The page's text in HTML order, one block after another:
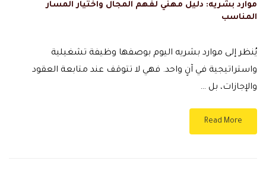
موارد بشريه: دليل مهني لفهم المجال واختيار المسار
المناسب
يُنظر إلى موارد بشريه اليوم بوصفها وظيفة تشغيلية
واستراتيجية في آنٍ واحد. فهي لا تتوقف عند متابعة العقود
والإجازات، بل …
Read More